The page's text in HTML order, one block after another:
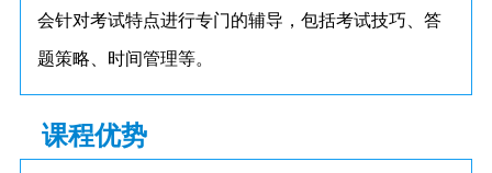
会针对考试特点进行专门的辅导，包括考试技巧、答
题策略、时间管理等。
课程优势